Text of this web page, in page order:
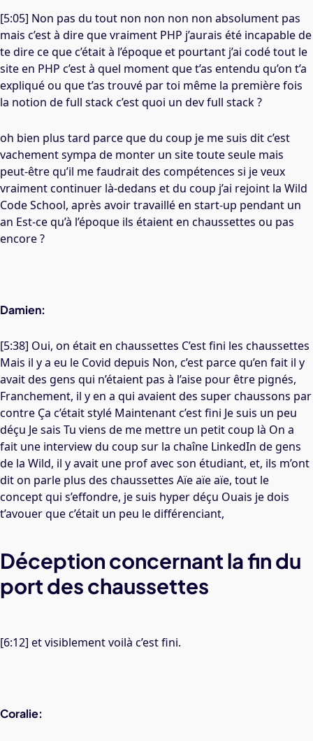
[5:05] Non pas du tout non non non non absolument pas
mais c’est à dire que vraiment PHP j’aurais été incapable de
te dire ce que c’était à l’époque et pourtant j’ai codé tout le
site en PHP c’est à quel moment que t’as entendu qu’on t’a
expliqué ou que t’as trouvé par toi même la première fois
la notion de full stack c’est quoi un dev full stack ?
oh bien plus tard parce que du coup je me suis dit c’est
vachement sympa de monter un site toute seule mais
peut-être qu’il me faudrait des compétences si je veux
vraiment continuer là-dedans et du coup j’ai rejoint laWild
CodeSchool, après avoir travaillé en start-up pendant un
an Est-ce qu’à l’époque ils étaient en chaussettes ou pas
encore ?
Damien:
[5:38] Oui, on était en chaussettes C’est fini les chaussettes
Mais il y a eu le Covid depuis Non, c’est parce qu’en fait il y
avait des gens qui n’étaient pas à l’aise pour être pignés,
Franchement, il y en a qui avaient des super chaussons par
contre Ça c’était stylé Maintenant c’est fini Je suis un peu
déçu Je sais Tu viens de me mettre un petit coup là On a
fait une interview du coup sur la chaîne LinkedIn degens
de laWild, il y avait une prof avec son étudiant, et, ils m’ont
dit on parle plus des chaussettes Aïe aïe aïe, tout le
concept qui s’effondre, je suis hyper déçu Ouais je dois
t’avouer que c’était un peu le différenciant,
Déception concernant la fin du
port des chaussettes
[6:12] et visiblement voilà c’est fini.
Coralie: